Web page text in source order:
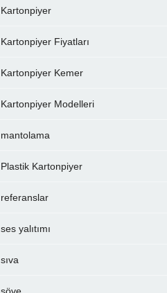
Kartonpiyer
Kartonpiyer Fiyatları
Kartonpiyer Kemer
Kartonpiyer Modelleri
mantolama
Plastik Kartonpiyer
referanslar
ses yalıtımı
sıva